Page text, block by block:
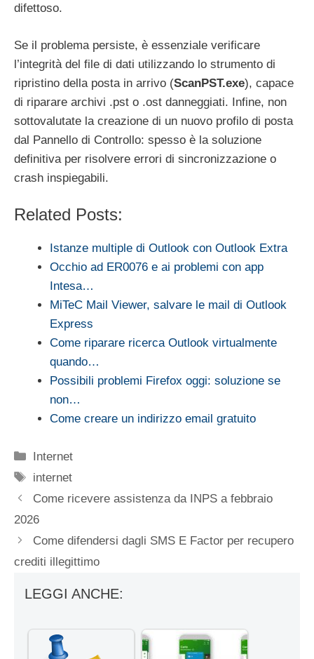
difettoso.
Se il problema persiste, è essenziale verificare
l’integrità del file di dati utilizzando lo strumento di
ripristino della posta in arrivo (ScanPST.exe), capace
di riparare archivi .pst o .ost danneggiati. Infine, non
sottovalutate la creazione di un nuovo profilo di posta
dal Pannello di Controllo: spesso è la soluzione
definitiva per risolvere errori di sincronizzazione o
crash inspiegabili.
Related Posts:
Istanze multiple di Outlook con Outlook Extra
Occhio ad ER0076 e ai problemi con app
Intesa…
MiTeC Mail Viewer, salvare le mail di Outlook
Express
Come riparare ricerca Outlook virtualmente
quando…
Possibili problemi Firefox oggi: soluzione se
non…
Come creare un indirizzo email gratuito
Categorie
Internet
Tag
internet
Come ricevere assistenza da INPS a febbraio
2026
Come difendersi dagli SMS E Factor per recupero
crediti illegittimo
LEGGI ANCHE: